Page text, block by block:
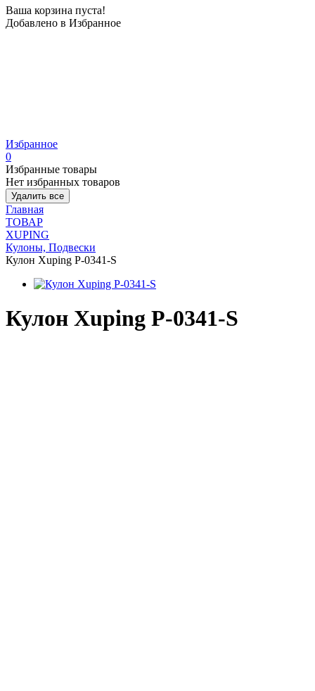
Ваша корзина пуста!
Добавлено в Избранное
Избранное
0
Избранные товары
Нет избранных товаров
Удалить все
Главная
ТОВАР
XUPING
Кулоны, Подвески
Кулон Xuping P-0341-S
Кулон Xuping P-0341-S